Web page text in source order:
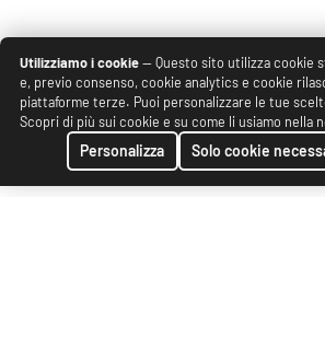
Utilizziamo i cookie— Questo sito utilizza cookie
e, previo consenso, cookie analytics e cookie
piattaforme terze. Puoi personalizzare le tue
Scopri di più sui cookie e su come li usiamo nella
Personalizza Solo cookie